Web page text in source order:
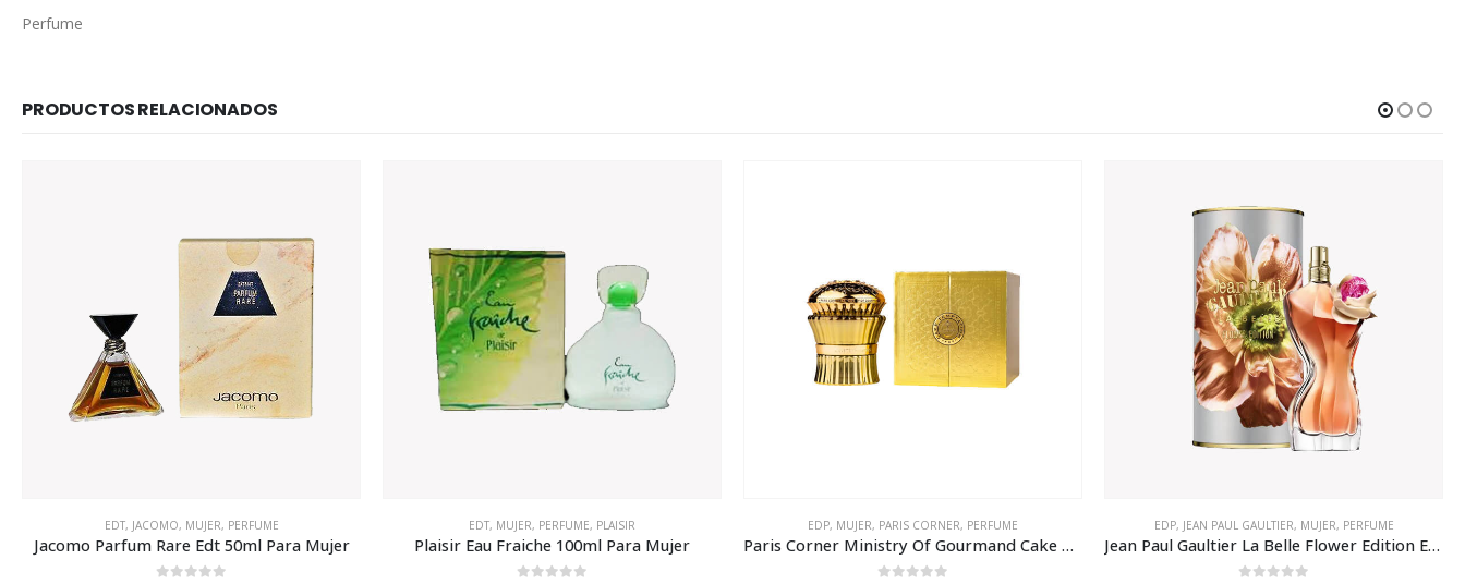
Perfume
PRODUCTOS RELACIONADOS
EDT ,MUJER,PERFUME,PLAISIR
Plaisir Eau Fraiche 100ml Para Mujer
,MUJER,PARIS CORNER,PERFUME EDP,JEAN PAUL GAULTIER,MUJER,PERFUME
Jean Paul Gaultier La Belle Flower Edition Edp 100ml Para Mujer
CAROLINA HERRERA,EDP, MUJER, PERFUME
Carolina Herrera La Bomba Edp 80ml Para Mujer